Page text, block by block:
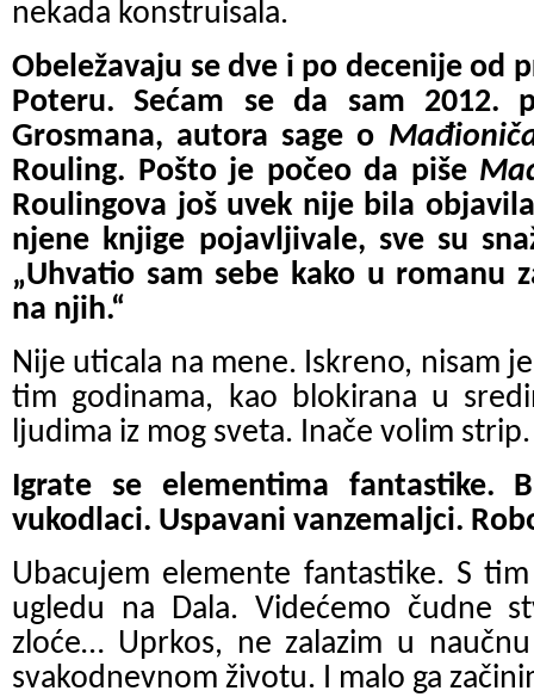
nekada konstruisala.
Obeležavaju se dve i po decenije od
Poteru. Sećam se da sam 2012.
Grosmana, autora sage o
Rouling. Pošto je počeo da piše
Roulingova još uvek nije bila
njene knjige pojavljivale, sve su
„Uhvatio sam sebe kako u romanu
na njih.“
Nije uticala na mene. Iskreno, nisam
tim godinama, kao blokirana u
ljudima iz mog sveta. Inače volim strip.
Igrate se elementima fantastike.
vukodlaci. Uspavani vanzemaljci.
Ubacujem elemente fantastike. S
ugledu na Dala. Videćemo čudne
zloće… Uprkos, ne zalazim u
svakodnevnom životu. I malo ga